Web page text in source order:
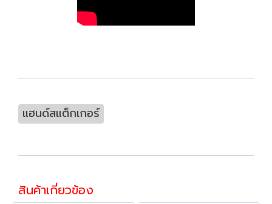
แฮนด์สแต็กเกอร์
สินค้าเกี่ยวข้อง